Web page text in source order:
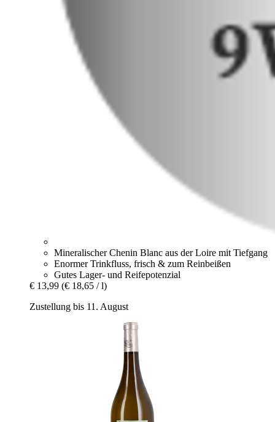
Mineralischer Chenin Blanc aus der Loire mit Tiefgang
Enormer Trinkfluss, frisch & zum Reinbeißen
Gutes Lager- und Reifepotenzial
€ 13,99 (€ 18,65 / l)
Zustellung bis 11. August